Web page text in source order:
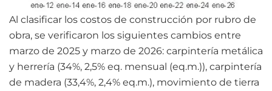
Al clasificar los costos de construcción por rubro de
obra, se verificaron los siguientes cambios entre
marzo de 2025 y marzo de 2026: carpintería metálica
y herrería (34%, 2,5% eq. mensual (eq.m.)), carpintería
de madera (33,4%, 2,4% eq.m.), movimiento de tierra